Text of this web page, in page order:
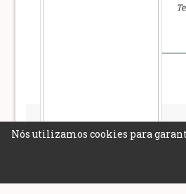
Nós utilizamos cookies para